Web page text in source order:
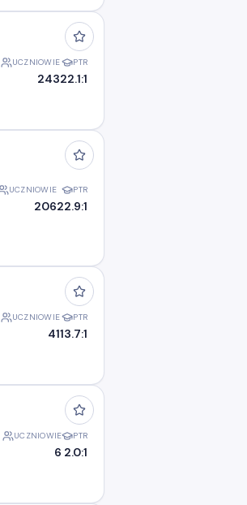
UCZNIOWIE
243
PTR
22.1:1
UCZNIOWIE
206
PTR
22.9:1
UCZNIOWIE
41
PTR
13.7:1
UCZNIOWIE
6
PTR
2.0:1